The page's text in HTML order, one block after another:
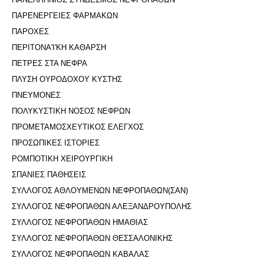
ΠΑΡΕΝΕΡΓΕΙΕΣ ΦΑΡΜΑΚΩΝ
ΠΑΡΟΧΕΣ
ΠΕΡΙΤΟΝΑ'I'ΚΗ ΚΑΘΑΡΣΗ
ΠΕΤΡΕΣ ΣΤΑ ΝΕΦΡΑ
ΠΛΥΣΗ ΟΥΡΟΔΟΧΟΥ ΚΥΣΤΗΣ
ΠΝΕΥΜΟΝΕΣ
ΠΟΛΥΚΥΣΤΙΚΗ ΝΟΣΟΣ ΝΕΦΡΩΝ
ΠΡΟΜΕΤΑΜΟΣΧΕΥΤΙΚΟΣ ΕΛΕΓΧΟΣ
ΠΡΟΣΩΠΙΚΕΣ ΙΣΤΟΡΙΕΣ
ΡΟΜΠΟΤΙΚΗ ΧΕΙΡΟΥΡΓΙΚΗ
ΣΠΑΝΙΕΣ ΠΑΘΗΣΕΙΣ
ΣΥΛΛΟΓΟΣ ΑΘΛΟΥΜΕΝΩΝ ΝΕΦΡΟΠΑΘΩΝ(ΣΑΝ)
ΣΥΛΛΟΓΟΣ ΝΕΦΡΟΠΑΘΩΝ ΑΛΕΞΑΝΔΡΟΥΠΟΛΗΣ
ΣΥΛΛΟΓΟΣ ΝΕΦΡΟΠΑΘΩΝ ΗΜΑΘΙΑΣ
ΣΥΛΛΟΓΟΣ ΝΕΦΡΟΠΑΘΩΝ ΘΕΣΣΑΛΟΝΙΚΗΣ
ΣΥΛΛΟΓΟΣ ΝΕΦΡΟΠΑΘΩΝ ΚΑΒΑΛΑΣ